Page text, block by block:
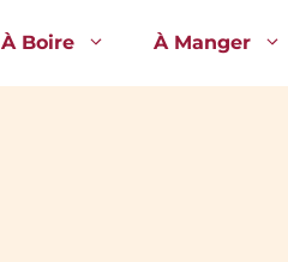
À Boire À Manger